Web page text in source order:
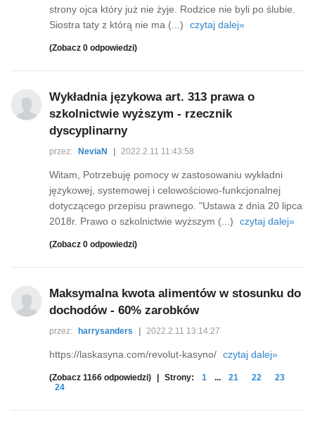
strony ojca który już nie żyje. Rodzice nie byli po ślubie.
Siostra taty z którą nie ma (...)
czytaj dalej»
(Zobacz 0 odpowiedzi)
Wykładnia językowa art. 313 prawa o
szkolnictwie wyższym - rzecznik
dyscyplinarny
przez: NeviaN 2022.2.11 11:43:58
Witam, Potrzebuję pomocy w zastosowaniu wykładni
językowej, systemowej i celowościowo-funkcjonalnej
dotyczącego przepisu prawnego. "Ustawa z dnia 20 lipca
2018r. Prawo o szkolnictwie wyższym (...)
czytaj dalej»
(Zobacz 0 odpowiedzi)
Maksymalna kwota alimentów w stosunku do
dochodów - 60% zarobków
przez: harrysanders 2022.2.11 13:14:27
https://laskasyna.com/revolut-kasyno/ czytaj dalej»
(Zobacz 1166 odpowiedzi) Strony: 1 ... 21 22
23
24